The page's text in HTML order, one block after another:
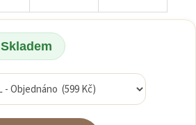
Skladem